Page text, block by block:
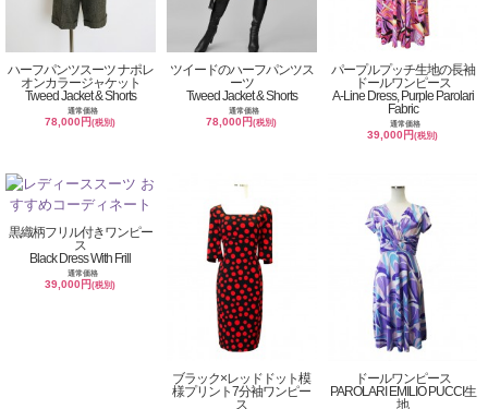
ハーフパンツスーツ ナポレ
オンカラージャケット
Tweed Jacket & Shorts
通常価格
78,000円(税別)
ツイードのハーフパンツス
ーツ
Tweed Jacket & Shorts
通常価格
78,000円(税別)
パープルプッチ生地の長袖
ドールワンピース
A-Line Dress, Purple Parolari
Fabric
通常価格
39,000円(税別)
黒織柄フリル付きワンピー
ス
Black Dress With Frill
通常価格
39,000円(税別)
ブラック×レッドドット模
様プリント7分袖ワンピー
ス
ドールワンピース
PAROLARI EMILIO PUCCI生
地